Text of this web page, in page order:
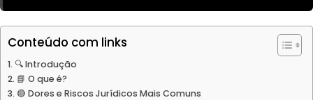
Conteúdo com links
🔍 Introdução
📘 O que é?
🔴 Dores e Riscos Jurídicos Mais Comuns